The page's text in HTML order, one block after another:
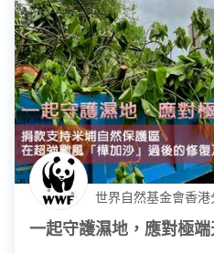
世界自然基金會香港
一起守護濕地，應對極